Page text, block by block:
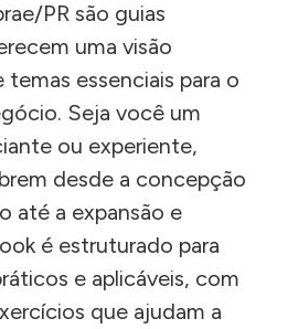
PR são guias
uma visão
essenciais para o
Seja você um
ou experiente,
desde a concepção
até a expansão e
é estruturado para
e aplicáveis, com
que ajudam a